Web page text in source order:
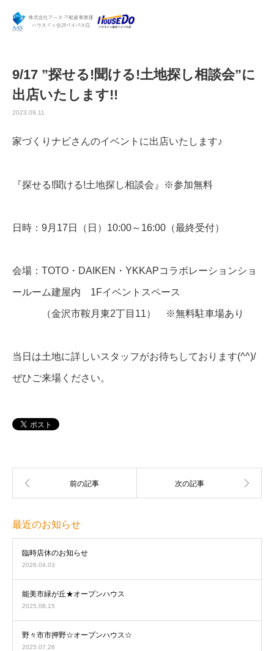
9/17 ”探せる!聞ける!土地探し相談会”に
出店いたします!!
2023.09.11
家づくりナビさんのイベントに出店いたします♪
『探せる!聞ける!土地探し相談会』※参加無料
日時：9月17日（日）10:00～16:00（最終受付）
会場：TOTO・DAIKEN・YKKAPコラボレーションショ
ールーム建屋内 1Fイベントスペース
（金沢市鞍月東2丁目11） ※無料駐車場あり
当日は土地に詳しいスタッフがお待ちしております(^^)/
ぜひご来場ください。
最近のお知らせ
臨時店休のお知らせ
2026.04.03
能美市緑が丘★オープンハウス
2025.08.15
野々市市押野☆オープンハウス☆
2025.07.26